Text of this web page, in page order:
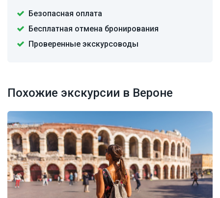
Безопасная оплата
Бесплатная отмена бронирования
Проверенные экскурсоводы
Похожие экскурсии в Вероне